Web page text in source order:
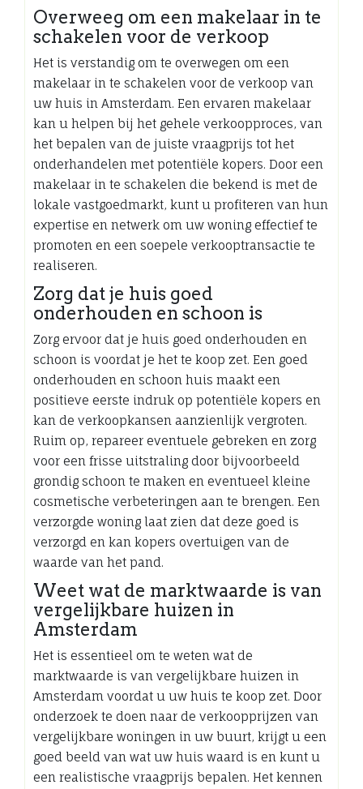
Overweeg om een makelaar in te
schakelen voor de verkoop
Het is verstandig om te overwegen om een
makelaar in te schakelen voor de verkoop van
uw huis in Amsterdam. Een ervaren makelaar
kan u helpen bij het gehele verkoopproces, van
het bepalen van de juiste vraagprijs tot het
onderhandelen met potentiële kopers. Door een
makelaar in te schakelen die bekend is met de
lokale vastgoedmarkt, kunt u profiteren van hun
expertise en netwerk om uw woning effectief te
promoten en een soepele verkooptransactie te
realiseren.
Zorg dat je huis goed
onderhouden en schoon is
Zorg ervoor dat je huis goed onderhouden en
schoon is voordat je het te koop zet. Een goed
onderhouden en schoon huis maakt een
positieve eerste indruk op potentiële kopers en
kan de verkoopkansen aanzienlijk vergroten.
Ruim op, repareer eventuele gebreken en zorg
voor een frisse uitstraling door bijvoorbeeld
grondig schoon te maken en eventueel kleine
cosmetische verbeteringen aan te brengen. Een
verzorgde woning laat zien dat deze goed is
verzorgd en kan kopers overtuigen van de
waarde van het pand.
Weet wat de marktwaarde is van
vergelijkbare huizen in
Amsterdam
Het is essentieel om te weten wat de
marktwaarde is van vergelijkbare huizen in
Amsterdam voordat u uw huis te koop zet. Door
onderzoek te doen naar de verkoopprijzen van
vergelijkbare woningen in uw buurt, krijgt u een
goed beeld van wat uw huis waard is en kunt u
een realistische vraagprijs bepalen. Het kennen